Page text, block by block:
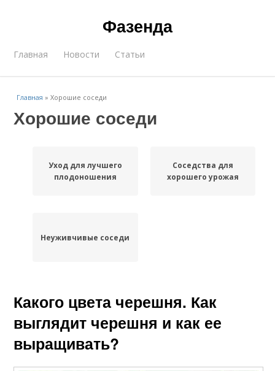
Фазенда
Главная Новости Статьи
Главная »Хорошие соседи
Хорошие соседи
Уход для лучшего
плодоношения
Соседства для
хорошего урожая
Неуживчивые соседи
Какого цвета черешня. Как
выглядит черешня и как ее
выращивать?